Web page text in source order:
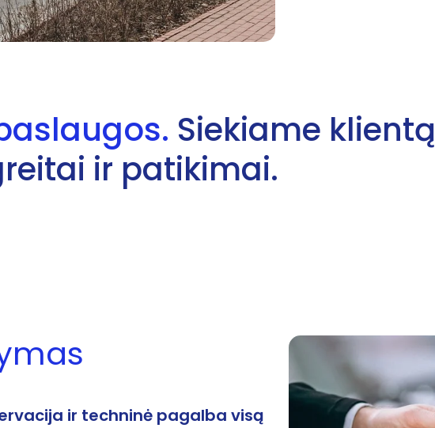
Siekiame klientą
ir patikimai.
ir techninė pagalba visą